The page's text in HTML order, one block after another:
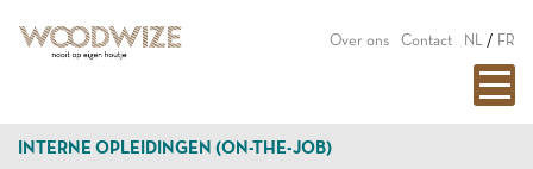
Over ons Contact NL / FR
INTERNE OPLEIDINGEN (ON-THE-JOB)